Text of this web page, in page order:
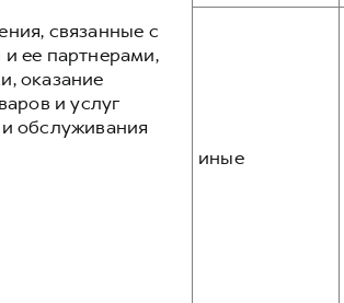
связанные с
ее партнерами,
оказание
и услуг
обслуживания
иные